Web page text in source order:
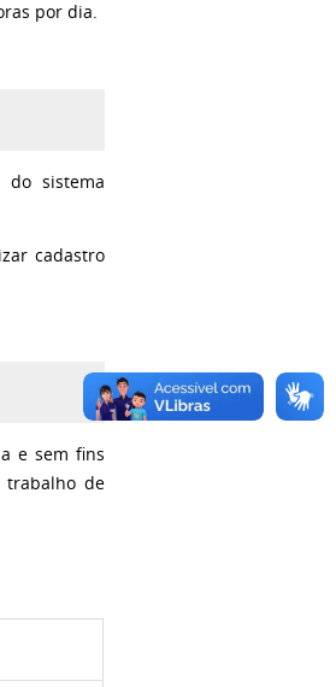
por dia.
do sistema
cadastro
e sem fins
trabalho de